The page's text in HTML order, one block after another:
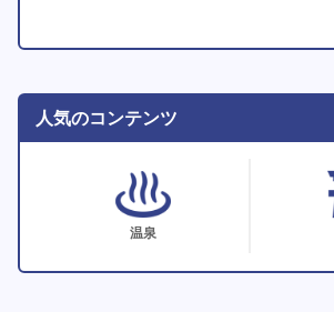
人気のコンテンツ
温泉